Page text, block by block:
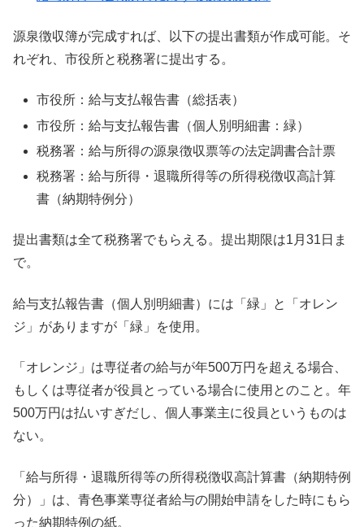
源泉徴収簿が完成すれば、以下の提出書類が作成可能。そ
れぞれ、市役所と税務署に提出する。
市役所：給与支払報告書（総括表）
市役所：給与支払報告書（個人別明細書：緑）
税務署：給与所得の源泉徴収票等の法定調書合計票
税務署：給与所得・退職所得等の所得税徴収高計算
書（納期特例分）
提出書類は全て税務署でもらえる。提出期限は1月31日ま
で。
給与支払報告書（個人別明細書）には「緑」と「オレン
ジ」がありますが「緑」を使用。
「オレンジ」は専従者の給与が年500万円を超える場合、
もしくは専従者が役員とっている場合に使用とのこと。年
500万円は払いすぎだし、個人事業主に役員というものは
ない。
「給与所得・退職所得等の所得税徴収高計算書（納期特例
分）」は、青色事業専従者給与の開始申請をした時にもら
った納期特例の紙。